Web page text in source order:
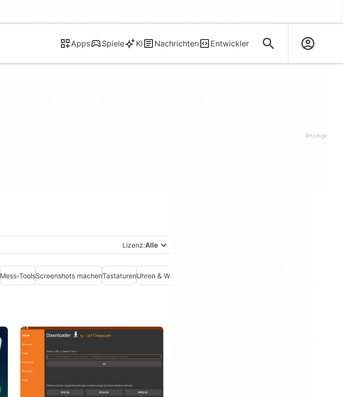
Apps Spiele KI Nachrichten Entwickler
Lizenz:Alle
Mess-ToolsScreenshots machenTastaturenUhren & Wecker